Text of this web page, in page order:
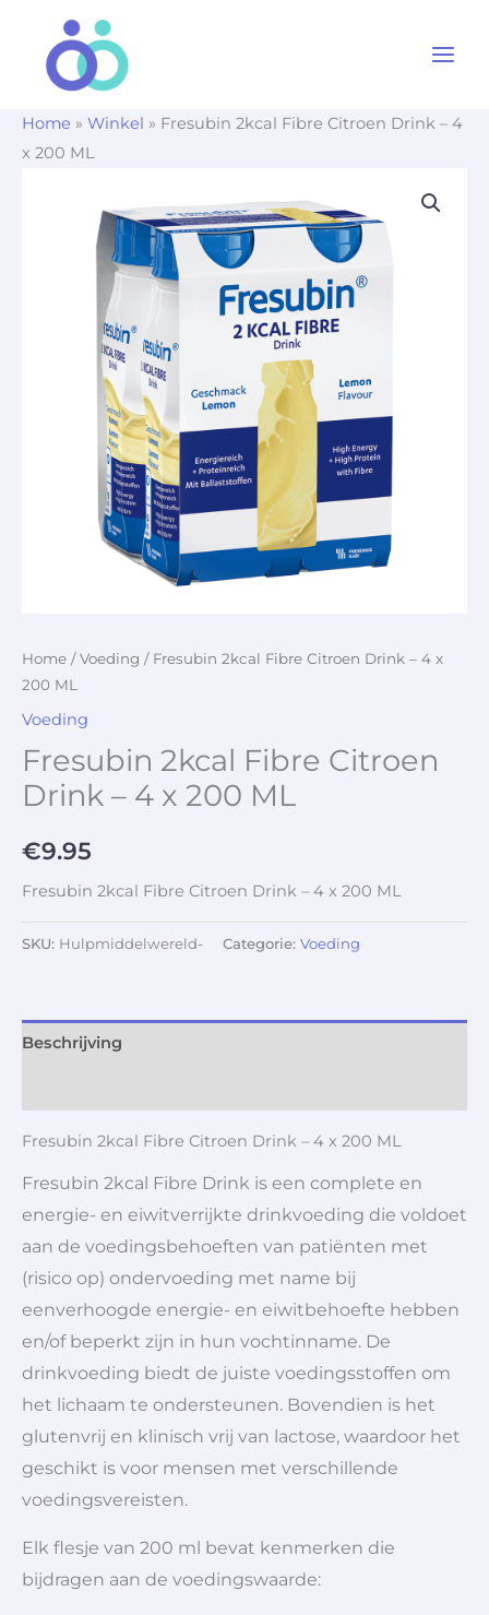
Home » Winkel » Fresubin 2kcal Fibre Citroen Drink – 4
x 200 ML
Home /Voeding / Fresubin 2kcal Fibre Citroen Drink – 4 x
200 ML
Voeding
Fresubin 2kcal Fibre Citroen
Drink – 4 x 200 ML
€9.95
Fresubin 2kcal Fibre Citroen Drink – 4 x 200 ML
SKU: Hulpmiddelwereld- Categorie: Voeding
Beschrijving
Fresubin 2kcal Fibre Citroen Drink – 4 x 200 ML
Fresubin 2kcal Fibre Drink is een complete en
energie- en eiwitverrijkte drinkvoeding die voldoet
aan de voedingsbehoeften van patiënten met
(risico op) ondervoeding met name bij
eenverhoogde energie- en eiwitbehoefte hebben
en/of beperkt zijn in hun vochtinname. De
drinkvoeding biedt de juiste voedingsstoffen om
het lichaam te ondersteunen. Bovendien is het
glutenvrij en klinisch vrij van lactose, waardoor het
geschikt is voor mensen met verschillende
voedingsvereisten.
Elk flesje van 200 ml bevat kenmerken die
bijdragen aan de voedingswaarde: